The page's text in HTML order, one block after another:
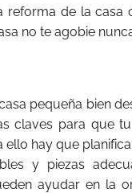
reforma de la casa
no te agobie
pequeña bien
claves para que
hay que
y piezas
ayudar en la